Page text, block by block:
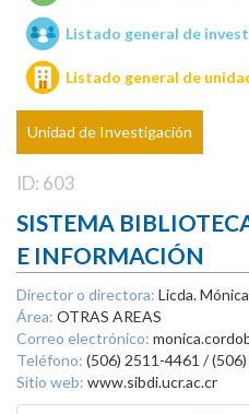
Unidades de
Listado general de
Listado general de
Unidad de Investigación
ID: 603
SISTEMA
E INFORMACIÓN
Director o directora: Licda.
Área: OTRAS AREAS
Correo electrónico:
Teléfono: (506) 2511-4461 /
Sitio web: www.sibdi.ucr.ac.cr